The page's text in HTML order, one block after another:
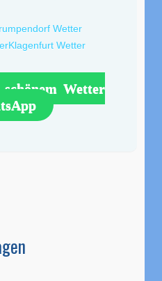
Wetter
Klagenfurt Wetter
Wetter